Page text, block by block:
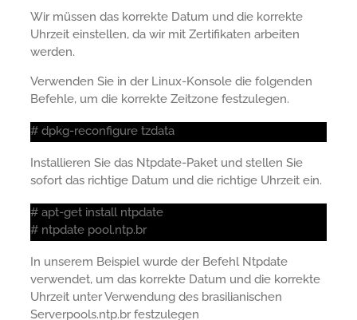
Wir müssen das korrekte Datum und die korrekte
Uhrzeit einstellen, da wir mit Zertifikaten arbeiten
werden.
Verwenden Sie in der Linux-Konsole die folgenden
Befehle, um die korrekte Zeitzone festzulegen.
# dpkg-reconfigure tzdata
Installieren Sie das Ntpdate-Paket und stellen Sie
sofort das richtige Datum und die richtige Uhrzeit ein.
# apt-get install ntpdate
# ntpdate pool.ntp.br
In unserem Beispiel wurde der Befehl Ntpdate
verwendet, um das korrekte Datum und die korrekte
Uhrzeit unter Verwendung des brasilianischen
Serverpools.ntp.br festzulegen